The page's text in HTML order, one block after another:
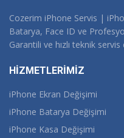
Cozerim iPhone Servis |
Batarya, Face ID ve
Garantili ve hızlı teknik
HİZMETLERİMİZ
iPhone Ekran Değişimi
iPhone Batarya Değişimi
iPhone Kasa Değişimi